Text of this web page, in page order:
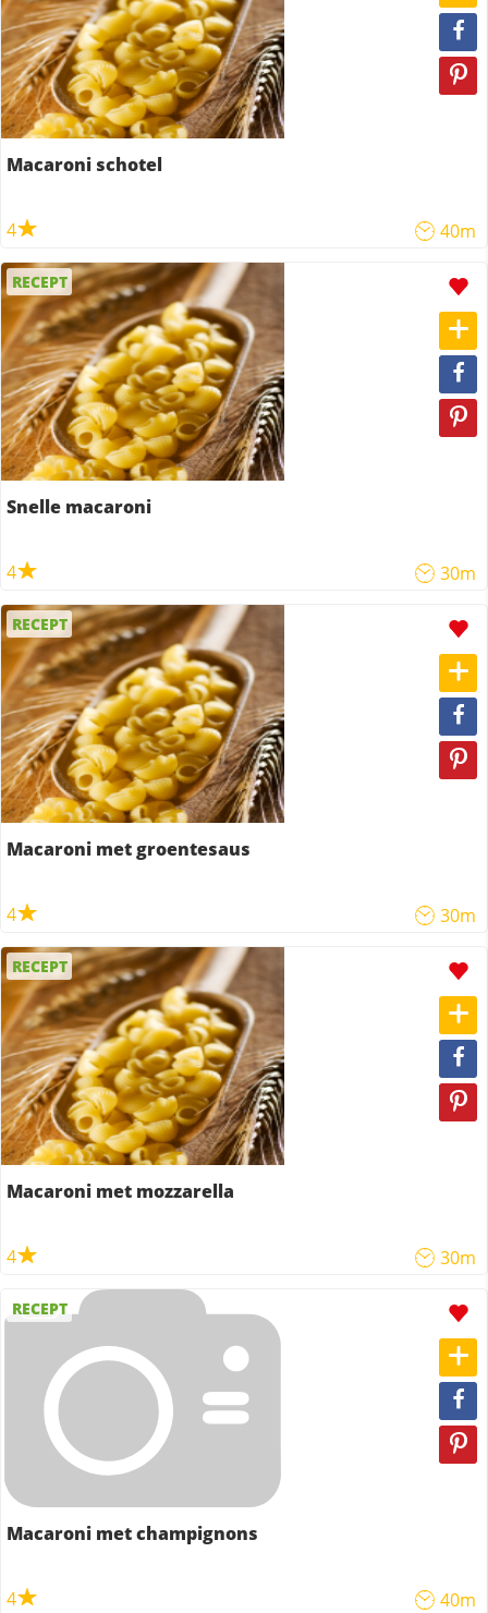
Macaroni schotel
4 40m
RECEPT
Snelle macaroni
4 30m
RECEPT
Macaroni met groentesaus
4 30m
RECEPT
Macaroni met mozzarella
4 30m
RECEPT
Macaroni met champignons
4 40m